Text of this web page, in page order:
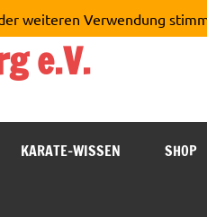
e.V.
KARATE-WISSEN SHOP
weiteren Verwendung